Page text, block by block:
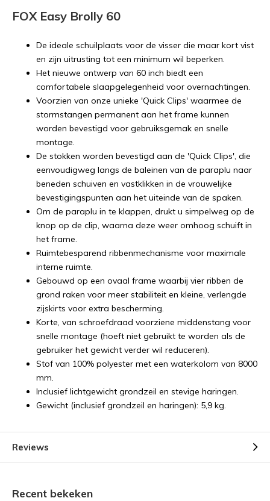
FOX Easy Brolly 60
De ideale schuilplaats voor de visser die maar kort vist
en zijn uitrusting tot een minimum wil beperken.
Het nieuwe ontwerp van 60 inch biedt een
comfortabele slaapgelegenheid voor overnachtingen.
Voorzien van onze unieke 'Quick Clips' waarmee de
stormstangen permanent aan het frame kunnen
worden bevestigd voor gebruiksgemak en snelle
montage.
De stokken worden bevestigd aan de 'Quick Clips', die
eenvoudigweg langs de baleinen van de paraplu naar
beneden schuiven en vastklikken in de vrouwelijke
bevestigingspunten aan het uiteinde van de spaken.
Om de paraplu in te klappen, drukt u simpelweg op de
knop op de clip, waarna deze weer omhoog schuift in
het frame.
Ruimtebesparend ribbenmechanisme voor maximale
interne ruimte.
Gebouwd op een ovaal frame waarbij vier ribben de
grond raken voor meer stabiliteit en kleine, verlengde
zijskirts voor extra bescherming.
Korte, van schroefdraad voorziene middenstang voor
snelle montage (hoeft niet gebruikt te worden als de
gebruiker het gewicht verder wil reduceren).
Stof van 100% polyester met een waterkolom van 8000
mm.
Inclusief lichtgewicht grondzeil en stevige haringen.
Gewicht (inclusief grondzeil en haringen): 5,9 kg.
Reviews
Recent bekeken